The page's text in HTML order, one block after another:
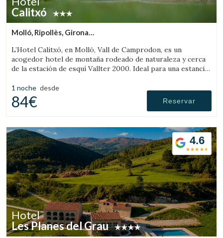
Calitxó
Molló, Ripollès, Girona
L’Hotel Calitxó, en Molló, Vall de Camprodon, es un
acogedor hotel de montaña rodeado de naturaleza y cerca
de la estación de esquí Vallter 2000. Ideal para una estancia
1 noche desde
84€ Reservar
4.6
Hotel
Les Planes del Grau